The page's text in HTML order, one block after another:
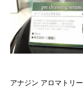
アナジン アロマトリ